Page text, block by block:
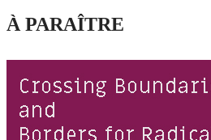
À PARAÎTRE